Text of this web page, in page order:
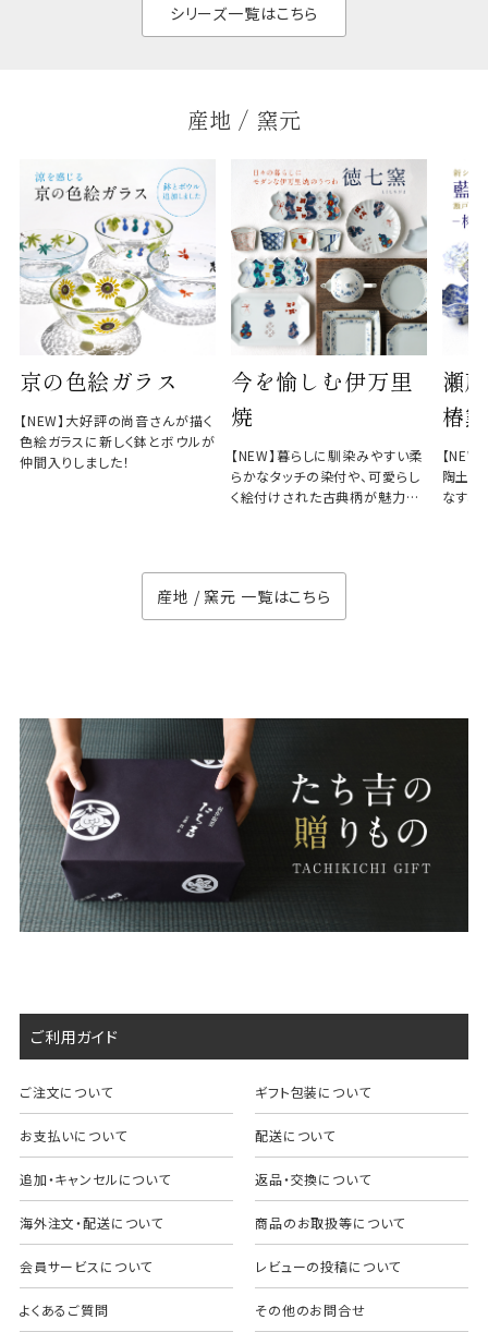
シリーズ一覧はこちら
産地 / 窯元
京の色絵ガラス
【NEW】大好評の尚音さんが描く
色絵ガラスに新しく鉢とボウルが
仲間入りしました！
今を愉しむ伊万里
焼
【NEW】暮らしに馴染みやすい柔
らかなタッチの染付や、可愛らし
く絵付けされた古典柄が魅力の
瀬
椿窯
【
陶土と
なす、
産地 / 窯元 一覧はこちら
ご利用ガイド
ご注文について ギフト包装について
お支払いについて 配送について
追加・キャンセルについて 返品・交換について
海外注文・配送について 商品のお取扱等について
会員サービスについて レビューの投稿について
よくあるご質問 その他のお問合せ